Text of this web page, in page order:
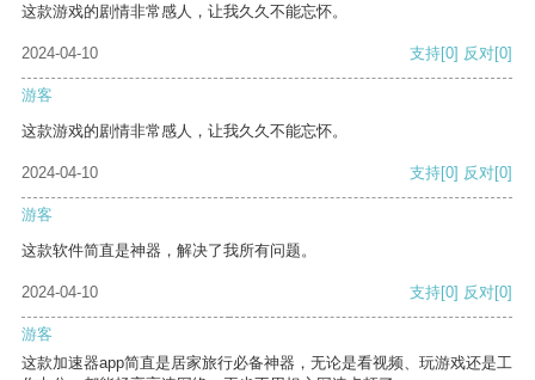
这款游戏的剧情非常感人，让我久久不能忘怀。
2024-04-10 支持[0] 反对[0]
游客
这款游戏的剧情非常感人，让我久久不能忘怀。
2024-04-10 支持[0] 反对[0]
游客
这款软件简直是神器，解决了我所有问题。
2024-04-10 支持[0] 反对[0]
游客
这款加速器app简直是居家旅行必备神器，无论是看视频、玩游戏还是工